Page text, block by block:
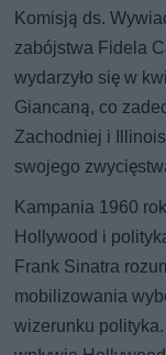
Komisją ds.
zabójstwa Fidela
wydarzyło się w
Giancaną, co
Zachodniej i
swojego
Kampania 1960
Hollywood i
Frank Sinatra
mobilizowania
wizerunku